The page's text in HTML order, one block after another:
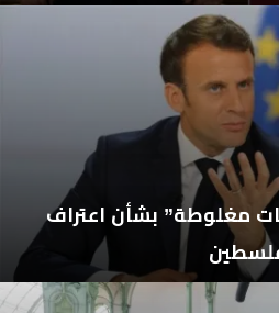
مغلوطة” بشأن اعتراف